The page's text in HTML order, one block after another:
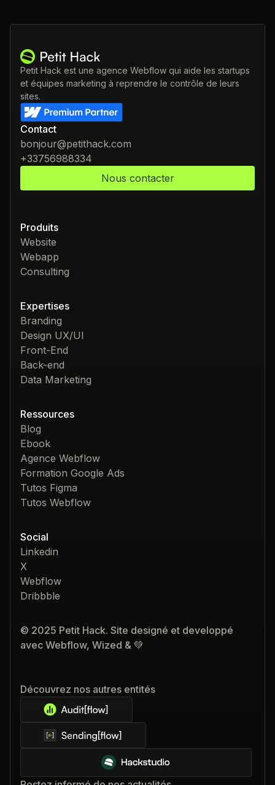
Petit Hack est une agence Webflow qui aide les startups
et équipes marketing à reprendre le contrôle de leurs
sites.
Contact
bonjour@petithack.com
+33756988334
Nous contacter
Produits
Website
Webapp
Consulting
Expertises
Branding
Design UX/UI
Front-End
Back-end
Data Marketing
Ressources
Blog
Ebook
Agence Webflow
Formation Google Ads
Tutos Figma
Tutos Webflow
Social
Linkedin
X
Webflow
Dribbble
Découvrez nos autres entités
© 2025 Petit Hack. Site designé et developpé
avec Webflow, Wized & 💚